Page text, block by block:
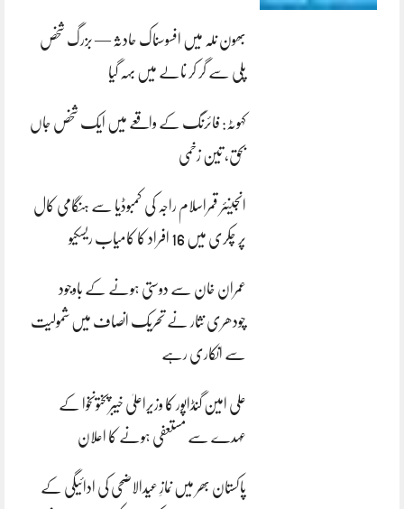
بھون نلہ میں افسوسناک حادثہ — بزرگ شخص
پلی سے گر کر نالے میں بہہ گیا
کہوٹہ: فائرنگ کے واقعے میں ایک شخص جاں
بحق، تین زخمی
انجینئر قمراسلام راجہ کی کمبوڈیا سے ہنگامی کال
پر چکری میں 16 افراد کا کامیاب ریسکیو
عمران خان سے دوستی ہونے کے باوجود
چودھری نثار نے تحریک انصاف میں شمولیت
سے انکاری رہے
علی امین گنڈاپور کا وزیراعلیٰ خیبرپختونخوا کے
عہدے سے مستعفی ہونے کا اعلان
پاکستان بھر میں نمازِ عیدالاضحی کی ادائیگی کے